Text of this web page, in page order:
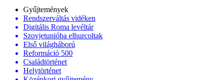
Gyűjtemények
Rendszerváltás vidéken
Digitális Roma levéltár
Szovjetunióba elhurcoltak
Első világháború
Reformáció 500
Családtörténet
Helytörténet